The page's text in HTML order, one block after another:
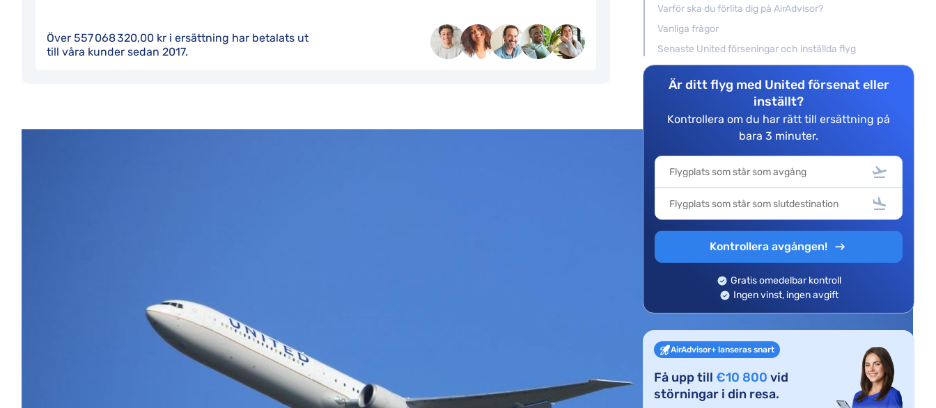
Över 557 068 320,00 kr i ersättning har betalats ut
till våra kunder sedan 2017.
Varför ska du förlita dig på AirAdvisor?
Vanliga frågor
Senaste United förseningar och inställda flyg
Är ditt flyg med United försenat eller
inställt?
Kontrollera om du har rätt till ersättning på
bara 3 minuter.
Kontrollera avgången!
Gratis omedelbar kontroll
Ingen vinst, ingen avgift
AirAdvisor+ lanseras snart
Få upp till €10 800 vid
störningar i din resa.